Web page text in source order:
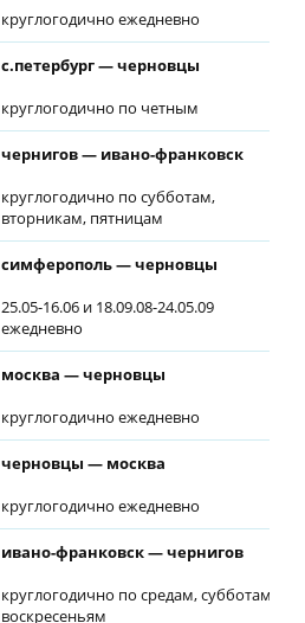
круглогодично ежедневно
с.петербург — черновцы
круглогодично по четным
чернигов — ивано-франковск
круглогодично по субботам,
вторникам, пятницам
симферополь — черновцы
25.05-16.06 и 18.09.08-24.05.09
ежедневно
москва — черновцы
круглогодично ежедневно
черновцы — москва
круглогодично ежедневно
ивано-франковск — чернигов
круглогодично по средам, субботам,
воскресеньям